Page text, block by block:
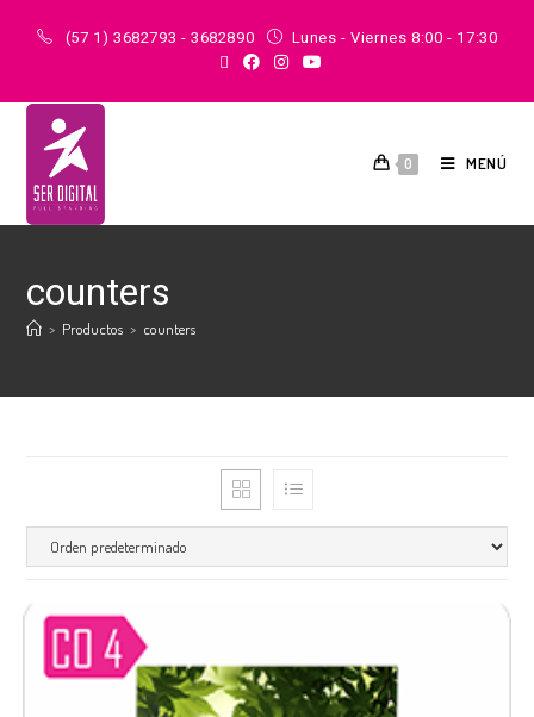
(57 1) 3682793 - 3682890 Lunes - Viernes 8:00 - 17:30
0 MENÚ
counters
> Productos > counters